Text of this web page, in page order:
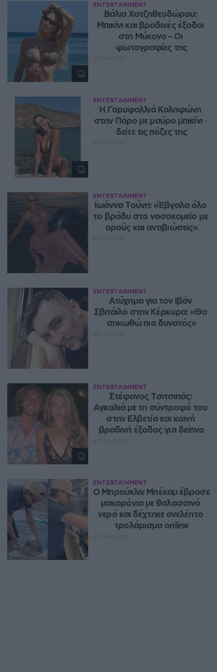
ENTERTAINMENT
Βάλια Χατζηθεοδώρου:
Μπικίνι και βραδινές έξοδοι
στη Μύκονο – Οι
φωτογραφίες της
ENTERTAINMENT
Η Γαρυφαλλιά Καληφώνη
στην Πάρο με μαύρο μπικίνι ‑
δείτε τις πόζες της
ENTERTAINMENT
Ιωάννα Τούνη: «Έβγαλα όλο
το βράδυ στο νοσοκομείο με
ορούς και αντιβιώσεις»
ENTERTAINMENT
Ατύχημα για τον Ιβάν
Σβιτάιλο στην Κέρκυρα: «Θα
σηκωθώ πιο δυνατός»
ENTERTAINMENT
Στέφανος Τσιτσιπάς:
Αγκαλιά με τη σύντροφό του
στην Ελβετία και κοινή
βραδινή έξοδος για δείπνο
ENTERTAINMENT
Ο Μπρούκλιν Μπέκαμ έβρασε
μακαρόνια με θαλασσινό
νερό και δέχτηκε ανελέητο
τρολάρισμα online